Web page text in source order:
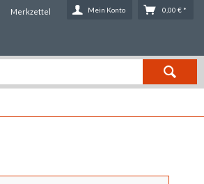
Merkzettel Mein Konto 0,00 € *